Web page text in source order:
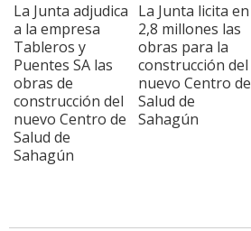
La Junta adjudica
a la empresa
Tableros y
Puentes SA las
obras de
construcción del
nuevo Centro de
Salud de
Sahagún
La Junta licita en
2,8 millones las
obras para la
construcción del
nuevo Centro de
Salud de
Sahagún